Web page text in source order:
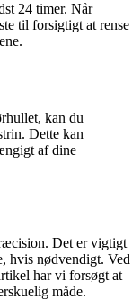
24 timer. Når
til forsigtigt at rense
kan du
Dette kan
af dine
Det er vigtigt
hvis nødvendigt. Ved
har vi forsøgt at
måde.